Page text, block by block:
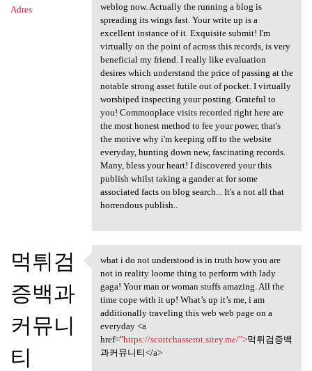
Adres
weblog now. Actually the running a blog is
spreading its wings fast. Your write up is a
excellent instance of it. Exquisite submit! I'm
virtually on the point of across this records, is very
beneficial my friend. I really like evaluation
desires which understand the price of passing at the
notable strong asset futile out of pocket. I virtually
worshiped inspecting your posting. Grateful to
you! Commonplace visits recorded right here are
the most honest method to fee your power, that's
the motive why i'm keeping off to the website
everyday, hunting down new, fascinating records.
Many, bless your heart! I discovered your this
publish whilst taking a gander at for some
associated facts on blog search... It's a not all that
horrendous publish..
먹튀검
증백과
커뮤니
티
what i do not understood is
what i do not understood is in truth how you are
not in reality loome thing to perform with lady
gaga! Your man or woman stuffs amazing. All the
time cope with it up! What’s up it’s me, i am
additionally traveling this web web page on a
everyday <a
href="https://scottchasserot.sitey.me/">먹튀검증백
과커뮤니티</a>